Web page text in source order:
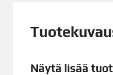
Näytä lisää